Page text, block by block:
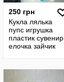
250 грн
Кукла лялька
пупс игрушка
пластик сувенир
елочка зайчик
советская гдр